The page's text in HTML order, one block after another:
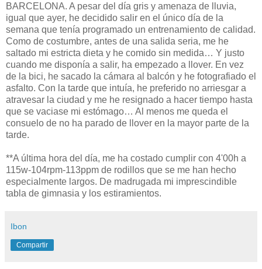
BARCELONA. A pesar del día gris y amenaza de lluvia,
igual que ayer, he decidido salir en el único día de la
semana que tenía programado un entrenamiento de calidad.
Como de costumbre, antes de una salida seria, me he
saltado mi estricta dieta y he comido sin medida… Y justo
cuando me disponía a salir, ha empezado a llover. En vez
de la bici, he sacado la cámara al balcón y he fotografiado el
asfalto. Con la tarde que intuía, he preferido no arriesgar a
atravesar la ciudad y me he resignado a hacer tiempo hasta
que se vaciase mi estómago… Al menos me queda el
consuelo de no ha parado de llover en la mayor parte de la
tarde.
**A última hora del día, me ha costado cumplir con 4'00h a
115w-104rpm-113ppm de rodillos que se me han hecho
especialmente largos. De madrugada mi imprescindible
tabla de gimnasia y los estiramientos.
Ibon
Compartir